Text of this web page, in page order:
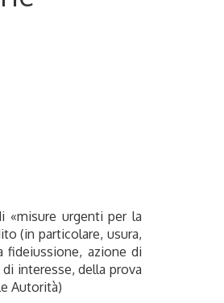
«misure urgenti per la
(in particolare, usura,
fideiussione, azione di
interesse, della prova
Autorità)